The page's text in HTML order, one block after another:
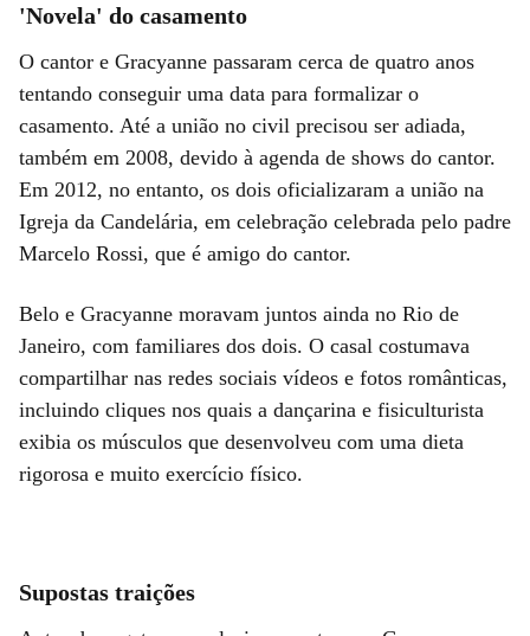
'Novela' do casamento
O cantor e Gracyanne passaram cerca de quatro anos
tentando conseguir uma data para formalizar o
casamento. Até a união no civil precisou ser adiada,
também em 2008, devido à agenda de shows do cantor.
Em 2012, no entanto, os dois oficializaram a união na
Igreja da Candelária, em celebração celebrada pelo padre
Marcelo Rossi, que é amigo do cantor.
Belo e Gracyanne moravam juntos ainda no Rio de
Janeiro, com familiares dos dois. O casal costumava
compartilhar nas redes sociais vídeos e fotos românticas,
incluindo cliques nos quais a dançarina e fisiculturista
exibia os músculos que desenvolveu com uma dieta
rigorosa e muito exercício físico.
Supostas traições